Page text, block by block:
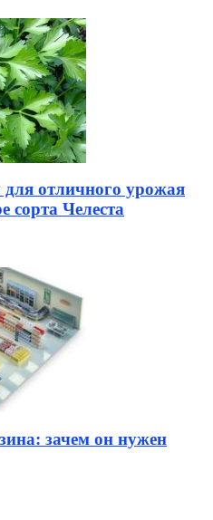
отличного урожая
сорта Челеста
зачем он нужен